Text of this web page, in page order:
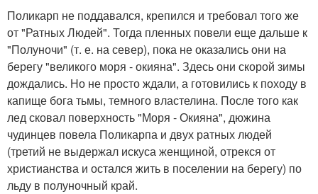
Поликарп не поддавался, крепился и требовал того же
от "Ратных Людей". Тогда пленных повели еще дальше к
"Полуночи" (т. е. на север), пока не оказались они на
берегу "великого моря - окияна". Здесь они скорой зимы
дождались. Но не просто ждали, а готовились к походу в
капище бога тьмы, темного властелина. После того как
лед сковал поверхность "Моря - Окияна", дюжина
чудинцев повела Поликарпа и двух ратных людей
(третий не выдержал искуса женщиной, отрекся от
христианства и остался жить в поселении на берегу) по
льду в полуночный край.